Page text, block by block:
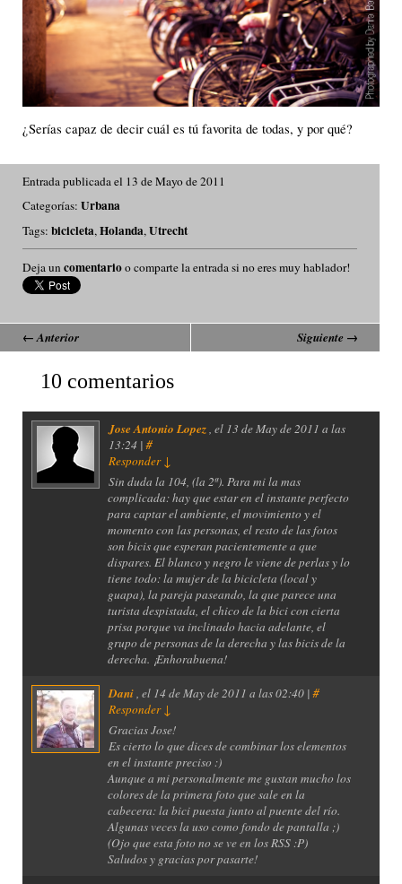
¿Serías capaz de decir cuál es tú favorita de todas, y por qué?
Entrada publicada el 13 de Mayo de 2011
Categorías: Urbana
Tags: bicicleta,Holanda,Utrecht
Deja un comentarioo comparte la entrada si no eres muy hablador!
←Anterior Siguiente →
10 comentarios
Jose Antonio Lopez, el 13 de May de 2011 a las
13:24 |#
Responder↓
Sin duda la 104, (la 2ª). Para mi la mas
complicada: hay que estar en el instante perfecto
para captar el ambiente, el movimiento y el
momento con las personas, el resto de las fotos
son bicis que esperan pacientemente a que
dispares. El blanco y negro le viene de perlas y lo
tiene todo: la mujer de la bicicleta (local y
guapa), la pareja paseando, la que parece una
turista despistada, el chico de la bici con cierta
prisa porque va inclinado hacia adelante, el
grupo de personas de la derecha y las bicis de la
derecha. ¡Enhorabuena!
Dani, el 14 de May de 2011 a las 02:40 |#
Responder↓
Gracias Jose!
Es cierto lo que dices de combinar los elementos
en el instante preciso :)
Aunque a mi personalmente me gustan mucho los
colores de la primera foto que sale en la
cabecera: la bici puesta junto al puente del río.
Algunas veces la uso como fondo de pantalla ;)
(Ojo que esta foto no se ve en los RSS :P)
Saludos y gracias por pasarte!